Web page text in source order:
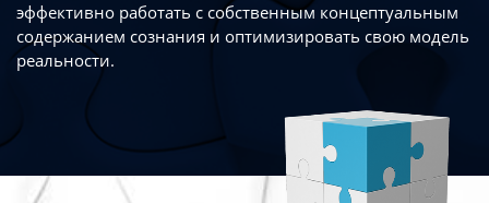
эффективно работать с собственным концептуальным
содержанием сознания и оптимизировать свою модель
реальности.